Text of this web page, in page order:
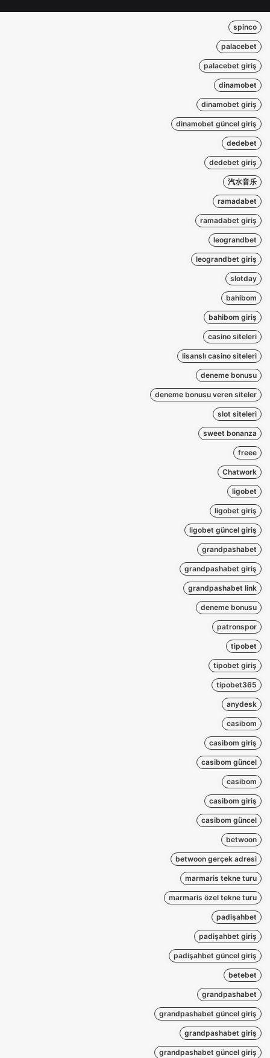
spinco
palacebet
palacebet giriş
dinamobet
dinamobet giriş
dinamobet güncel giriş
dedebet
dedebet giriş
汽水音乐
ramadabet
ramadabet giriş
leograndbet
leograndbet giriş
slotday
bahibom
bahibom giriş
casino siteleri
lisanslı casino siteleri
deneme bonusu
deneme bonusu veren siteler
slot siteleri
sweet bonanza
freee
Chatwork
ligobet
ligobet giriş
ligobet güncel giriş
grandpashabet
grandpashabet giriş
grandpashabet link
deneme bonusu
patronspor
tipobet
tipobet giriş
tipobet365
anydesk
casibom
casibom giriş
casibom güncel
casibom
casibom giriş
casibom güncel
betwoon
betwoon gerçek adresi
marmaris tekne turu
marmaris özel tekne turu
padişahbet
padişahbet giriş
padişahbet güncel giriş
betebet
grandpashabet
grandpashabet güncel giriş
grandpashabet giriş
grandpashabet güncel giriş